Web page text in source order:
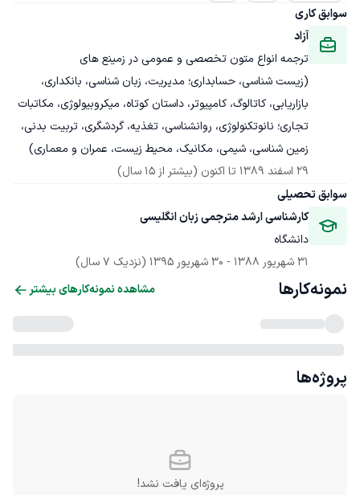
سوابق کاری
آزاد
(زیست شناسی، حسابداری؛ مدیریت، زبان شناسی، بانکداری،
بازاریابی، کاتالوگ، کامپیوتر، داستان کوتاه، میکروبیولوژی، مکاتبات
تجاری؛ نانوتکنولوژی، روانشناسی، تغذیه، گردشگری، تربیت بدنی،
زمین شناسی، شیمی، مکانیک، محیط زیست، عمران و معماری)
29 اسفند 1389
تا اکنون (بیشتر از 15 سال)
سوابق تحصیلی
کارشناسی ارشد مترجمی زبان انگلیسی
دانشگاه
31 شهریور 1388
- 30 شهریور 1395 (نزدیک 7 سال)
نمونه‌کارها مشاهده نمونه‌کارهای بیشتر
پروژه‌ها
پروژه‌ای یافت نشد!